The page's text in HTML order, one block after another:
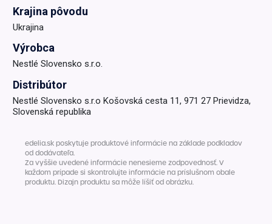
Krajina pôvodu
Ukrajina
Výrobca
Nestlé Slovensko s.r.o.
Distribútor
Nestlé Slovensko s.r.o Košovská cesta 11, 971 27 Prievidza,
Slovenská republika
edelia.sk poskytuje produktové informácie na základe podkladov
od dodávateľa.
Za vyššie uvedené informácie nenesieme zodpovednosť. V
každom prípade si skontrolujte informácie na príslušnom obale
produktu. Dizajn produktu sa môže líšiť od obrázku.